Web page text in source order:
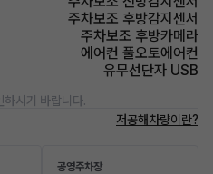
주차보조 후방감지센서
주차보조 후방카메라
에어컨 풀오토에어컨
유무선단자 USB
시기 바랍니다.
저공해차량이란?
공영주차장